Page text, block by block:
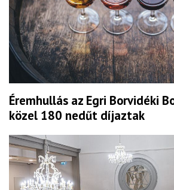
Éremhullás az Egri Borvidéki
közel 180 nedűt díjaztak